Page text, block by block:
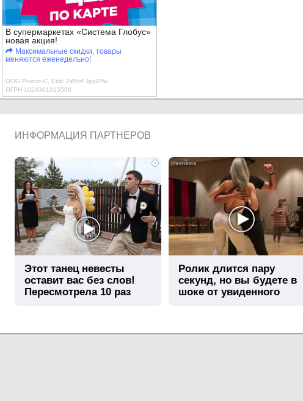
В супермаркетах «Система Глобус»
новая акция!
Максимальные скидки, товары
меняются еженедельно!
ООО Роксэт-С, Erid: 2W5zFJpyZPw
ОГРН 1024301315500
ИНФОРМАЦИЯ ПАРТНЕРОВ
i
Этот танец невесты
оставит вас без слов!
Пересмотрела 10 раз
Ролик длится пару
секунд, но вы будете в
шоке от увиденного